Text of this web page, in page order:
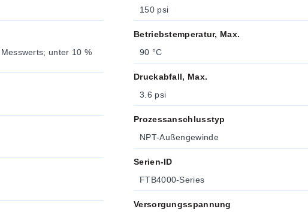
unter 10 %
150 psi
Betriebstemperatur, Max.
90 °C
Druckabfall, Max.
3.6 psi
Prozessanschlusstyp
NPT-Außengewinde
Serien-ID
FTB4000-Series
Versorgungsspannung